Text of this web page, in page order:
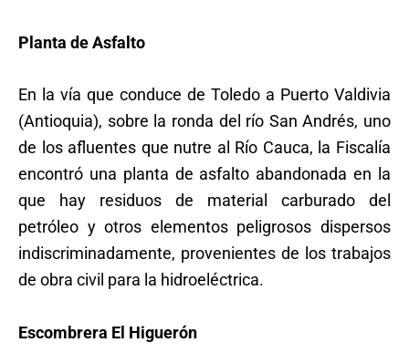
Planta de Asfalto
En la vía que conduce de Toledo a Puerto Valdivia
(Antioquia), sobre la ronda del río San Andrés, uno
de los afluentes que nutre al Río Cauca, la Fiscalía
encontró una planta de asfalto abandonada en la
que hay residuos de material carburado del
petróleo y otros elementos peligrosos dispersos
indiscriminadamente, provenientes de los trabajos
de obra civil para la hidroeléctrica.
Escombrera El Higuerón